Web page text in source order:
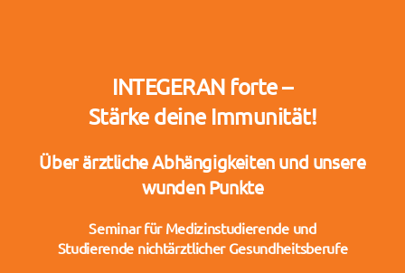
INTEGERAN forte –
Stärke deine Immunität!
Über ärztliche Abhängigkeiten und unsere
wunden Punkte
Seminar für Medizinstudierende und
Studierende nichtärztlicher Gesundheitsberufe